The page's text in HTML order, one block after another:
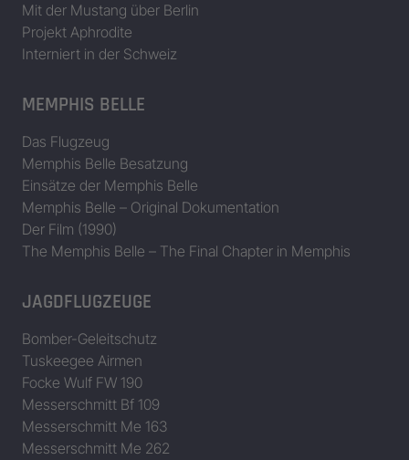
Mit der Mustang über Berlin
Projekt Aphrodite
Interniert in der Schweiz
MEMPHIS BELLE
Das Flugzeug
Memphis Belle Besatzung
Einsätze der Memphis Belle
Memphis Belle – Original Dokumentation
Der Film (1990)
The Memphis Belle – The Final Chapter in Memphis
JAGDFLUGZEUGE
Bomber-Geleitschutz
Tuskeegee Airmen
Focke Wulf FW 190
Messerschmitt Bf 109
Messerschmitt Me 163
Messerschmitt Me 262